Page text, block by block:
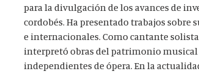
para la divulgación de los avances de
cordobés. Ha presentado trabajos
e internacionales. Como cantante
interpretó obras del patrimonio musical
independientes de ópera. En la